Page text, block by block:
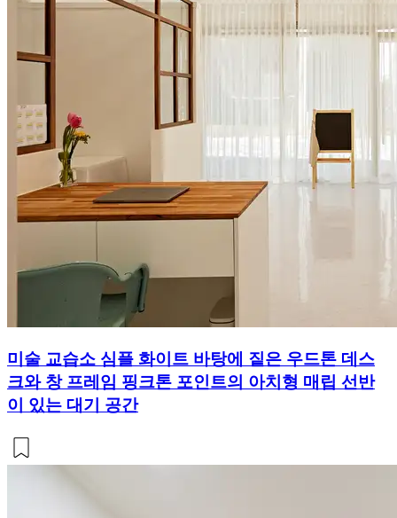
미술 교습소 심플 화이트 바탕에 짙은 우드톤 데스
크와 창 프레임 핑크톤 포인트의 아치형 매립 선반
이 있는 대기 공간